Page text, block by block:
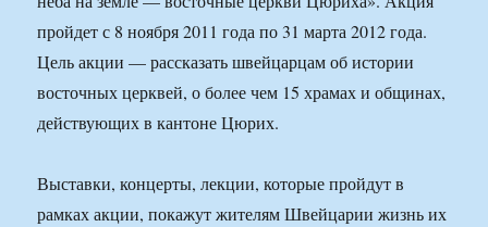
пройдет с 8 ноября 2011 года по 31 марта 2012 года.
Цель акции — рассказать швейцарцам об истории
восточных церквей, о более чем 15 храмах и общинах,
действующих в кантоне Цюрих.
Выставки, концерты, лекции, которые пройдут в
рамках акции, покажут жителям Швейцарии жизнь их